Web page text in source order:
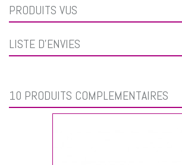
PRODUITS VUS
LISTE D'ENVIES
10 PRODUITS COMPLÉMENTAIRES